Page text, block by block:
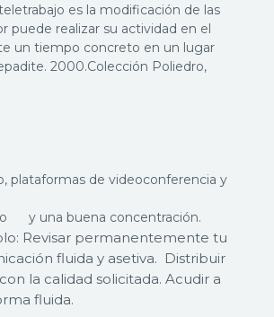
es la modificación de las
puede realizar su actividad en el
un tiempo concreto en un lugar
2000.Colección Poliedro,
plataformas de videoconferencia y
y una buena concentración.
Revisar permanentemente tu
fluida y asetiva. Distribuir
la calidad solicitada. Acudir a
fluida.